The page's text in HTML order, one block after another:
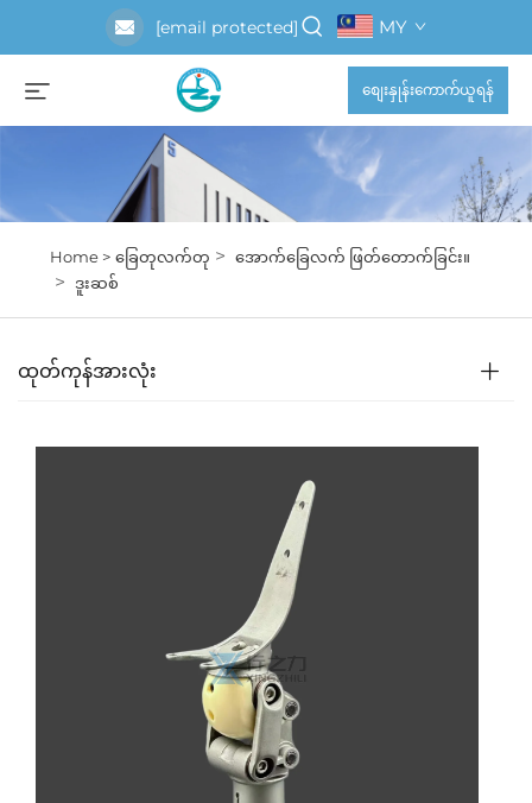
[email protected] MY
စျေးနှုန်းကောက်ယူရန်
Home > ခြေတုလက်တု > အောက်ခြေလက် ဖြတ်တောက်ခြင်း။
> ဒူးဆစ်
ထုတ်ကုန်အားလုံး